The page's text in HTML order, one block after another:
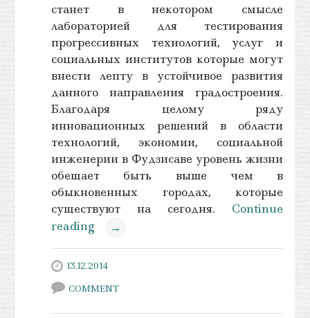
станет в некотором смысле
лабораторией для тестирования
прогрессивных технологий, услуг и
социальных институтов которые могут
внести лепту в устойчивое развития
данного направления градостроения.
Благодаря целому ряду
инновационных решений в области
технологий, экономии, социальной
инженерии в Фудзисаве уровень жизни
обещает быть выше чем в
обыкновенных городах, которые
существуют на сегодня. Continue
reading
→
13.12.2014
COMMENT